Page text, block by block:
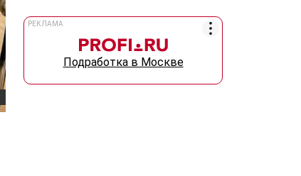
РЕКЛАМА
Подработка в Москве